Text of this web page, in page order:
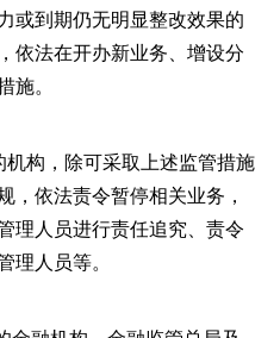
或到期仍无明显整改效果的
依法在开办新业务、增设分
施。
机构，除可采取上述监管措施
，依法责令暂停相关业务，
理人员进行责任追究、责令
理人员等。